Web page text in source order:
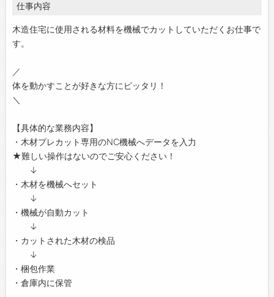
仕事内容
木造住宅に使用される材料を機械でカットしていただくお仕事で
す。
／
体を動かすことが好きな方にピッタリ！
＼
【具体的な業務内容】
・木材プレカット専用のNC機械へデータを入力
★難しい操作はないのでご安心ください！
↓
・木材を機械へセット
↓
・機械が自動カット
↓
・カットされた木材の検品
↓
・梱包作業
・倉庫内に保管